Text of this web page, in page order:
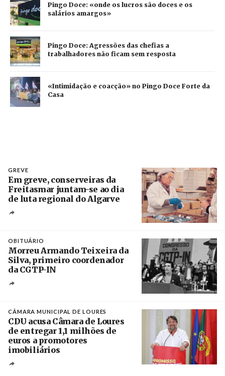
Pingo Doce: «onde os lucros são doces e os
salários amargos»
Pingo Doce: Agressões das chefias a
trabalhadores não ficam sem resposta
«Intimidação e coacção» no Pingo Doce Forte da
Casa
GREVE
Em greve, conserveiras da
Freitasmar juntam-se ao dia
de luta regional do Algarve
OBITUÁRIO
Morreu Armando Teixeira da
Silva, primeiro coordenador
da CGTP-IN
CÂMARA MUNICIPAL DE LOURES
CDU acusa Câmara de Loures
de entregar 1,1 milhões de
euros a promotores
imobiliários